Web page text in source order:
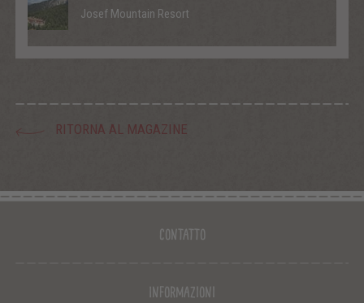
Josef Mountain Resort
RITORNA AL MAGAZINE
Contatto
Informazioni